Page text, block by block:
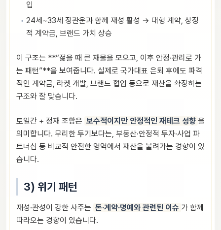
입
24세~33세 정관운과 함께 재성 활성 → 대형 계약, 상징
적 계약금, 브랜드 가치 상승
이 구조는 **“젊을 때 큰 재물을 모으고, 이후 안정·관리로 가
는 패턴”**을 보여줍니다. 실제로 국가대표 은퇴 후에도 파격
적인 계약금, 라켓 개발, 브랜드 협업 등으로 재산을 확장하는
구조와 잘 맞습니다.
토일간 + 정재 조합은 보수적이지만 안정적인 재테크 성향 을
의미합니다. 무리한 투기보다는, 부동산·안정적 투자·사업 파
트너십 등 비교적 안전한 영역에서 재산을 불려가는 경향이 있
습니다.
3) 위기 패턴
재성·관성이 강한 사주는 돈·계약·명예와 관련된 이슈 가 함께
따라오는 경향이 있습니다.